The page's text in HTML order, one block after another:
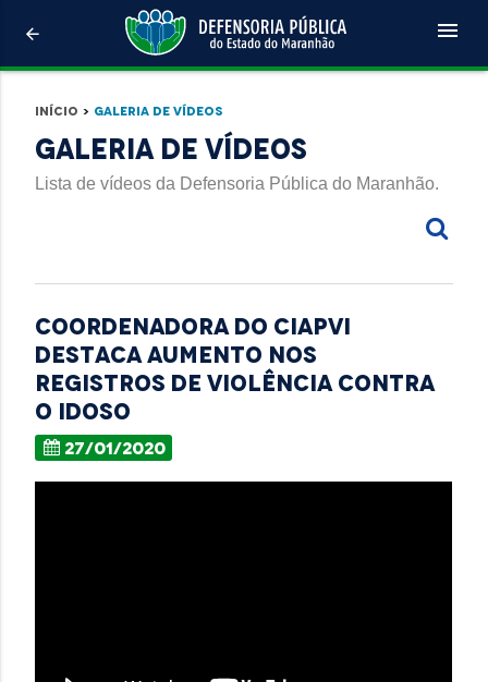
arrow_back menu
Início > Galeria de Vídeos
Galeria de Vídeos
Lista de vídeos da Defensoria Pública do Maranhão.
Coordenadora do Ciapvi
destaca aumento nos
registros de violência contra
o idoso
27/01/2020